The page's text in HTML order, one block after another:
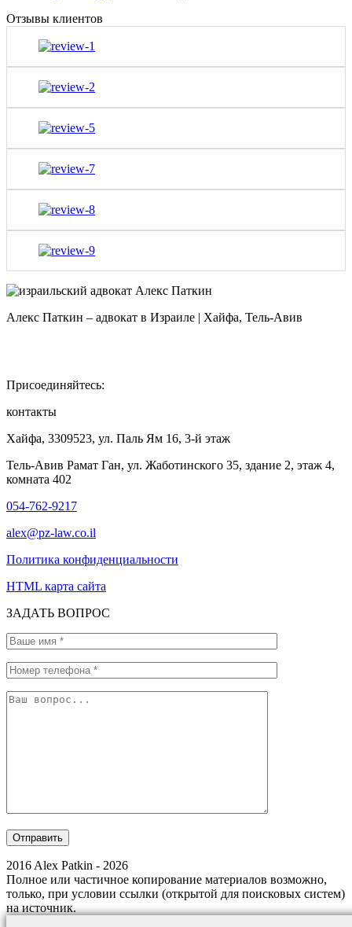
Отзывы клиентов
Алекс Паткин – адвокат в Израиле | Хайфа, Тель-Авив
Присоединяйтесь:
контакты
Хайфа, 3309523, ул. Паль Ям 16, 3-й этаж
Тель-Авив Рамат Ган, ул. Жаботинского 35, здание 2, этаж 4,
комната 402
054-762-9217
alex@pz-law.co.il
Политика конфиденциальности
HTML карта сайта
ЗАДАТЬ ВОПРОС
2016 Alex Patkin - 2026
Полное или частичное копирование материалов возможно,
только, при условии ссылки (открытой для поисковых систем)
на источник.